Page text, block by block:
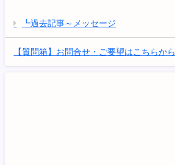
┗過去記事～メッセージ
【質問箱】お問合せ・ご要望はこちらから